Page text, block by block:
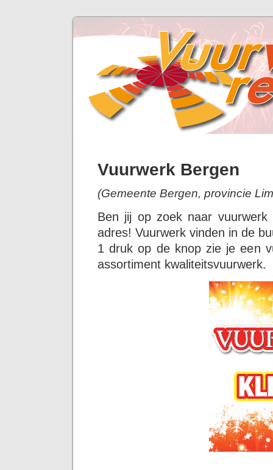
Vuurwerk Bergen
(Gemeente Bergen, provincie
Ben jij op zoek naar
adres! Vuurwerk vinden in de
1 druk op de knop zie je een
assortiment kwaliteitsvuurwerk.